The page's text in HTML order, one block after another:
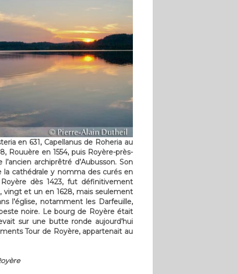
en 631, Capellanus de Roheria au
Rouuère en 1554, puis Royère-près-
archiprêtré d’Aubusson. Son
la cathédrale y nomma des curés en
dès 1423, fut définitivement
vingt et un en 1628, mais seulement
l’église, notamment les Darfeuille,
noire. Le bourg de Royère était
sur une butte ronde aujourd’hui
Tour de Royère, appartenait au